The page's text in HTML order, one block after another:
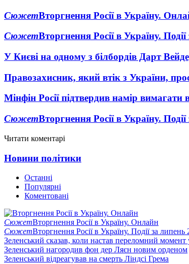
СюжетВторгнення Росії в Україну.
СюжетВторгнення Росії в Україну.
У Києві на одному з білбордів Дарт
Правозахисник, який втік з України,
Мінфін Росії підтвердив намір вимагати
СюжетВторгнення Росії в Україну.
Читати коментарі
Новини політики
Останні
Популярні
Коментовані
СюжетВторгнення Росії в Україну. Онлайн
СюжетВторгнення Росії в Україну. Події за липень
Зеленський сказав, коли настав переломний момент
Зеленський нагородив фон дер Ляєн новим орденом
Зеленський відреагував на смерть Ліндсі Грема